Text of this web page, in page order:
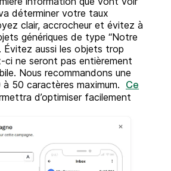
déterminer votre taux
clair, accrocheur et évitez à
génériques de type “Notre
Évitez aussi les objets trop
ci ne seront pas entièrement
Nous recommandons une
à 50 caractères maximum.
Ce
d’optimiser facilement